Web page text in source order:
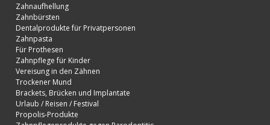
Zahnaufhellung
Zahnbürsten
Dentalprodukte für Privatpersonen
Zahnpasta
Für Prothesen
Zahnpflege für Kinder
Vereisung in den Zähnen
Trockener Mund
Brackets, Brücken und Implantate
Urlaub / Reisen / Festival
Propolis-Produkte